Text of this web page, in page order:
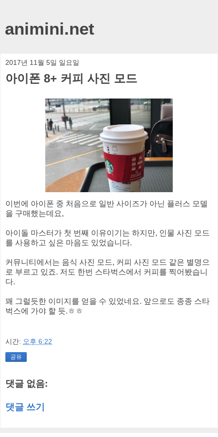
animini.net
2017년 11월 5일 일요일
아이폰 8+ 커피 사진 모드
이번에 아이폰 중 처음으로 일반 사이즈가 아닌 플러스 모델
을 구매했는데요,
아이돌 마스터가 첫 번째 이유이기는 하지만, 인물 사진 모드
를 사용하고 싶은 마음도 있었습니다.
커뮤니티에서는 음식 사진 모드, 커피 사진 모드 같은 별명으
로 부르고 있죠. 저도 한번 스타벅스에서 커피를 찍어봤습니
다.
꽤 그럴듯한 이미지를 얻을 수 있었네요. 앞으로도 종종 스타
벅스에 가야 할 듯.ㅎㅎ
시간: 오후 6:22
공유
댓글 없음:
댓글 쓰기